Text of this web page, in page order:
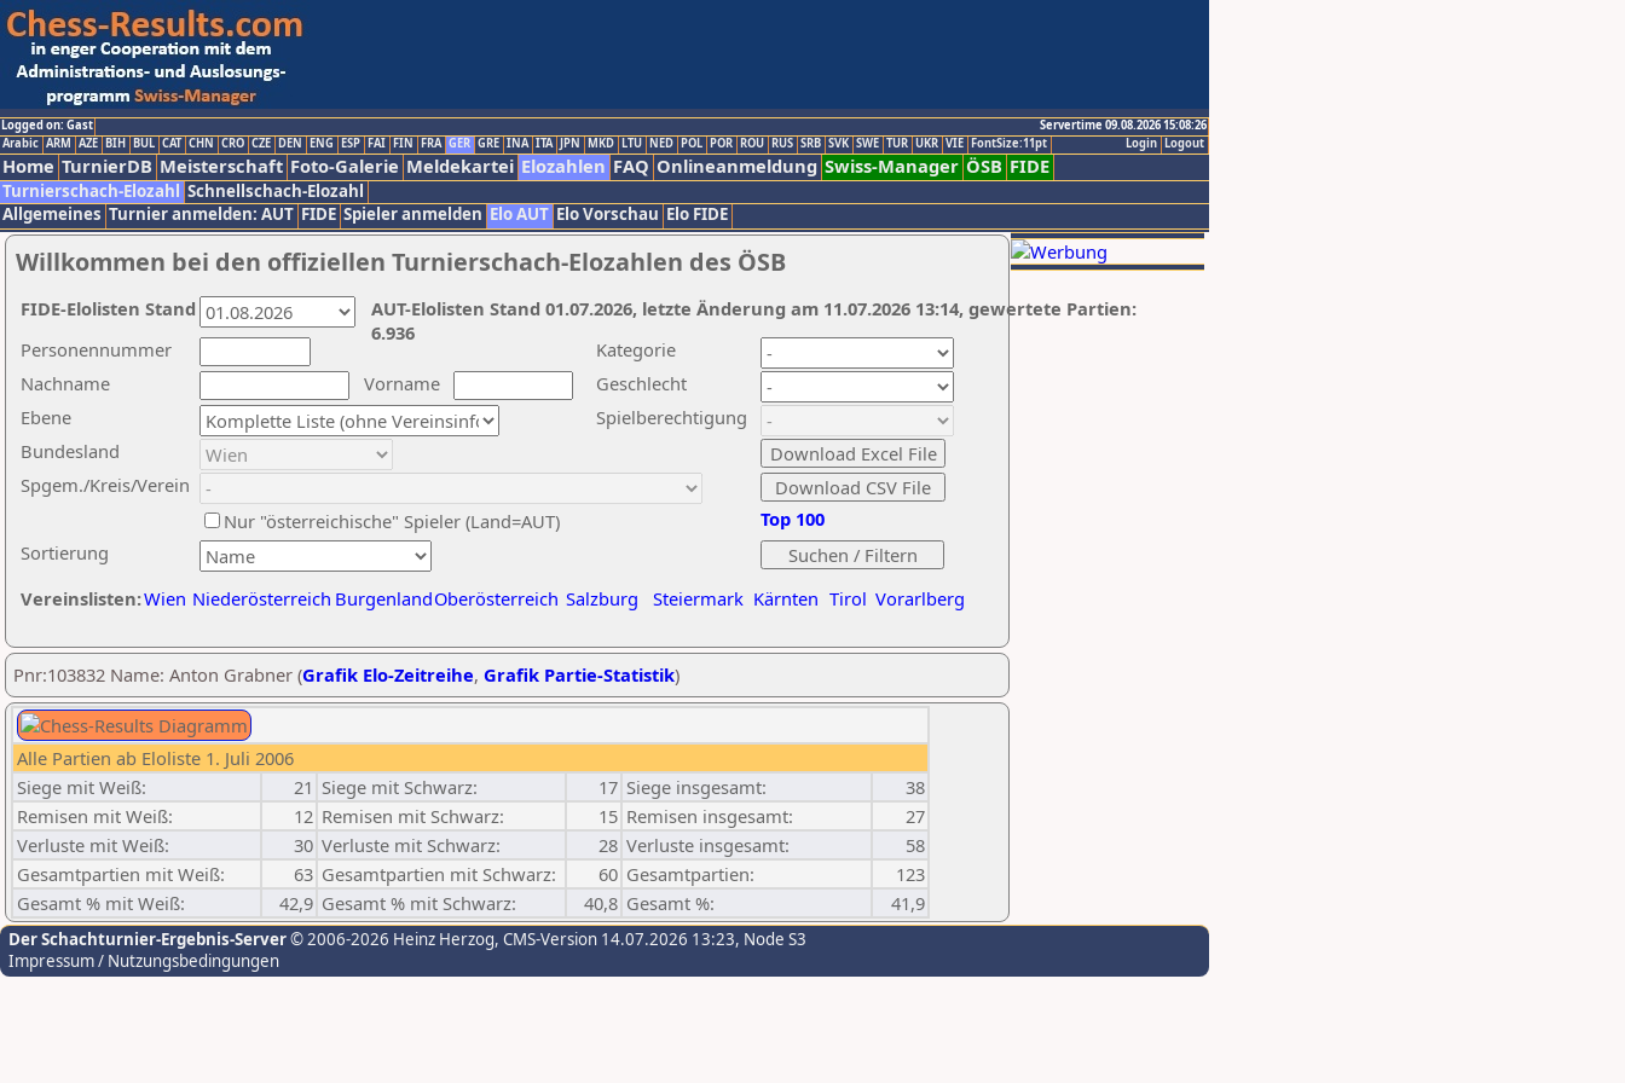
Logged on: Gast
Servertime 09.08.2026 15:08:26
Logout
Login
Arabic ARM AZE BIH BUL CAT CHN CRO CZE DEN ENG ESP FAI FIN FRA GER GRE INA ITA JPN MKD LTU NED POL POR ROU RUS SRB SVK SWE TUR UKR VIE FontSize:11pt
Home TurnierDB Meisterschaft Foto-Galerie Meldekartei Elozahlen FAQ Onlineanmeldung Swiss-Manager ÖSB FIDE
Turnierschach-Elozahl Schnellschach-Elozahl
Allgemeines Turnier anmelden: AUT FIDE Spieler anmelden Elo AUT Elo Vorschau Elo FIDE
Willkommen bei den offiziellen Turnierschach-Elozahlen des ÖSB
Nachname
Vorname
Ebene
Kategorie
Sortierung
Personennummer
Bundesland
Spgem./Kreis/Verein
Geschlecht
Nur "österreichische" Spieler (Land=AUT)
Spielberechtigung
Vereinslisten:Wien Niederösterreich BurgenlandOberösterreich Salzburg Steiermark Kärnten Tirol Vorarlberg
Top 100
AUT-Elolisten Stand 01.07.2026, letzte Änderung am 11.07.2026 13:14, gewertete Partien:
6.936
FIDE-Elolisten Stand
Pnr:103832 Name: Anton Grabner (Grafik Elo-Zeitreihe, Grafik Partie-Statistik)
Alle Partien ab Eloliste 1. Juli 2006
Siege mit Weiß:
21 Siege mit Schwarz: 17 Siege insgesamt:
38
Remisen mit Weiß:
12 Remisen mit Schwarz: 15 Remisen insgesamt:
27
Verluste mit Weiß:
30 Verluste mit Schwarz: 28 Verluste insgesamt:
58
Gesamtpartien mit Weiß:
63 Gesamtpartien mit Schwarz: 60 Gesamtpartien:
123
Gesamt % mit Weiß:
42,9 Gesamt % mit Schwarz: 40,8 Gesamt %: 41,9
Der Schachturnier-Ergebnis-Server© 2006-2026 Heinz Herzog, CMS-Version 14.07.2026 13:23, Node S3
Impressum / Nutzungsbedingungen